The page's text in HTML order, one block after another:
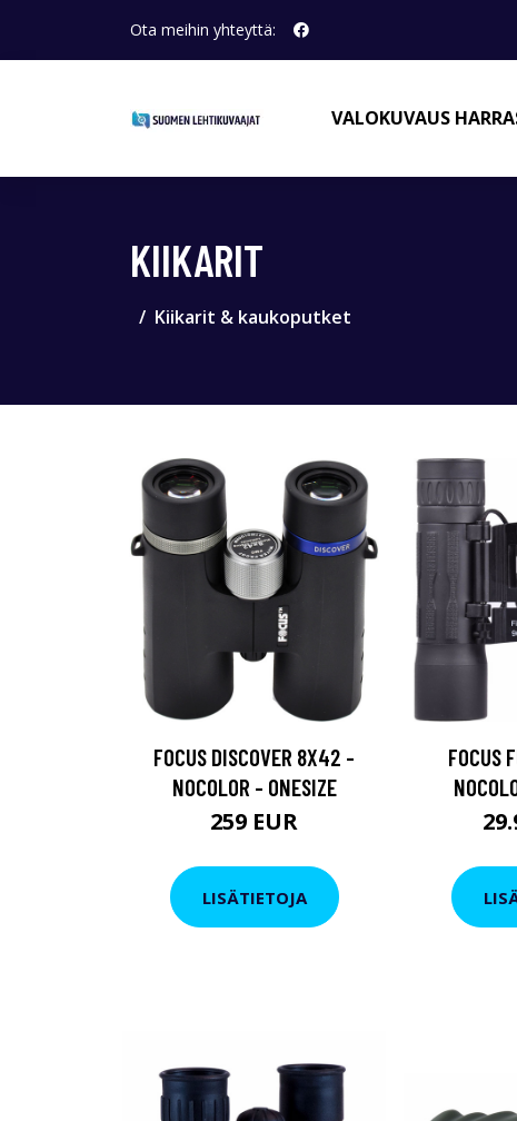
Ota meihin yhteyttä:
VALOKUVAUS
KIIKARIT
Kiikarit & kaukoputket
FOCUS DISCOVER 8X42 -
NOCOLOR - ONESIZE
259 EUR
LISÄTIETOJA
FOCUS